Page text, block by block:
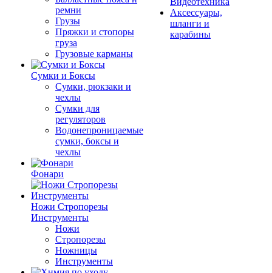
ремни
Грузы
Пряжки и стопоры
груза
Грузовые карманы
Сумки и Боксы
Сумки, рюкзаки и
чехлы
Сумки для
регуляторов
Водонепроницаемые
сумки, боксы и
чехлы
Фонари
Ножи Стропорезы
Инструменты
Ножи
Стропорезы
Ножницы
Инструменты
Аксессуары,
шланги и
карабины